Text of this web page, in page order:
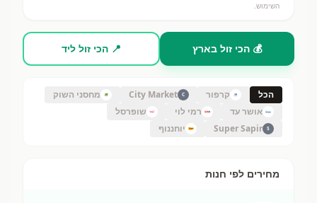
השימוש.
💰 הכי זול בארץ 📍 הכי זול ליד
הכל קרפור C
City Market
מחסני השוק
אושר עד
רמי לוי שופרסל
S
Super Sapir יוחננוף
מחירים לפי חנות